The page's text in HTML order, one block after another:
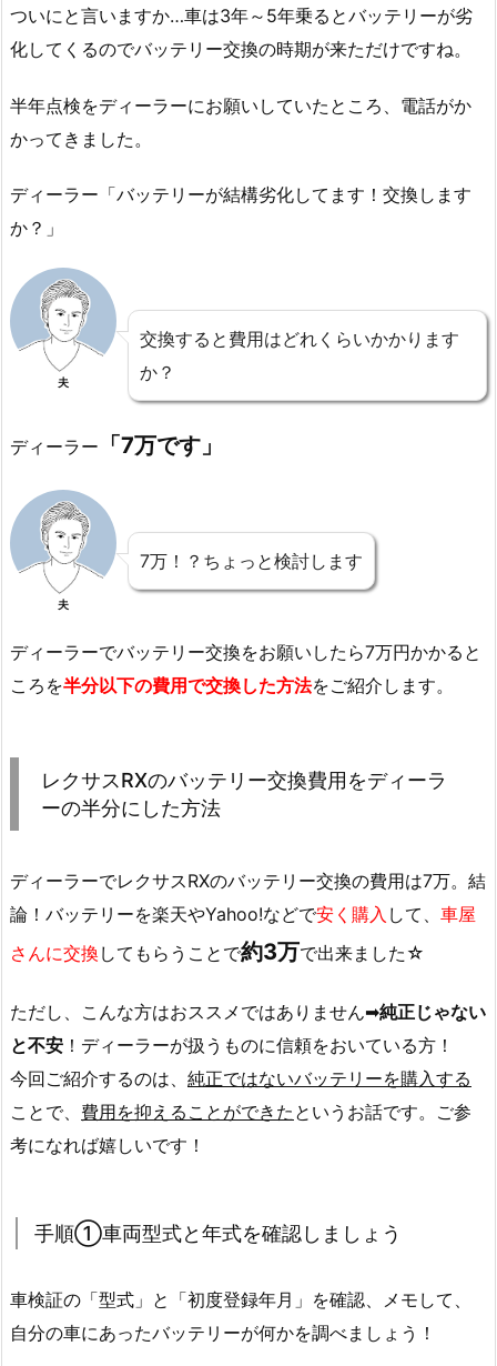
ついにと言いますか…車は3年～5年乗るとバッテリーが劣
化してくるのでバッテリー交換の時期が来ただけですね。
半年点検をディーラーにお願いしていたところ、電話がか
かってきました。
ディーラー「バッテリーが結構劣化してます！交換します
か？」
夫
交換すると費用はどれくらいかかります
か？
ディーラー 「7万です」
夫
7万！？ちょっと検討します
ディーラーでバッテリー交換をお願いしたら7万円かかると
ころを半分以下の費用で交換した方法をご紹介します。
レクサスRXのバッテリー交換費用をディーラ
ーの半分にした方法
ディーラーでレクサスRXのバッテリー交換の費用は7万。結
論！バッテリーを楽天やYahoo!などで安く購入 して、 車屋
さんに交換 してもらうことで約3万で出来ました☆
ただし、こんな方はおススメではありません➡純正じゃない
と不安 ！ディーラーが扱うものに信頼をおいている方！
今回ご紹介するのは、 純正ではないバッテリーを購入する
ことで、 費用を抑えることができた というお話です。ご参
考になれば嬉しいです！
手順①車両型式と年式を確認しましょう
車検証の「型式」と「初度登録年月」を確認、メモして、
自分の車にあったバッテリーが何かを調べましょう！